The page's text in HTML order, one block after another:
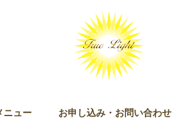
ニュー お申し込み・お問い合わせ